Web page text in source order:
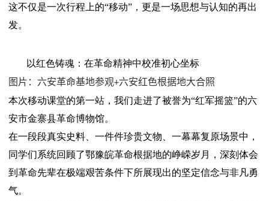
这不仅是一次行程上的“移动”，更是一场思想与认知的再出
发。
以红色铸魂：在革命精神中校准初心坐标
图片：六安革命基地参观+六安红色根据地大合照
本次移动课堂的第一站，我们走进了被誉为“红军摇篮”的六
安市金寨县革命博物馆。
在一段段真实史料、一件件珍贵文物、一幕幕复原场景中，
同学们系统回顾了鄂豫皖革命根据地的峥嵘岁月，深刻体会
到革命先辈在极端艰苦条件下所展现出的坚定信念与非凡勇
气。